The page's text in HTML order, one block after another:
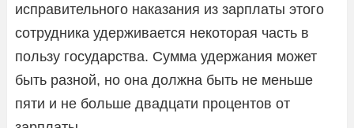
исправительного наказания из зарплаты этого
сотрудника удерживается некоторая часть в
пользу государства. Сумма удержания может
быть разной, но она должна быть не меньше
пяти и не больше двадцати процентов от